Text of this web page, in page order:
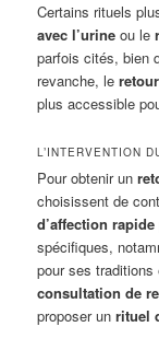
Certains rituels
avec l’urine ou le
parfois cités, bien
revanche, le
plus accessible
L’INTERVENTION
Pour obtenir un
choisissent de
d’affection rapide
spécifiques,
pour ses
consultation de
proposer unrituel